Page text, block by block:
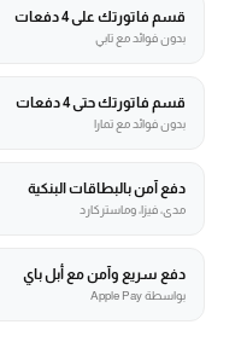
قسم فاتورتك على 4 دفعات
بدون فوائد مع تابي
قسم فاتورتك حتى 4 دفعات
بدون فوائد مع تمارا
دفع آمن بالبطاقات البنكية
مدى، فيزا، وماستركارد
دفع سريع وآمن مع أبل باي
بواسطة Apple Pay